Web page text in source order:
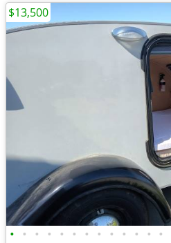
• • • • • • • • • • • • •
$13,500